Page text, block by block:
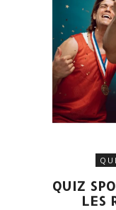
QUIZ
LES